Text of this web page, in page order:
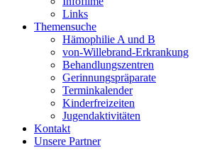
Links
Themensuche
Hämophilie A und B
von-Willebrand-Erkrankung
Behandlungszentren
Gerinnungspräparate
Terminkalender
Kinderfreizeiten
Jugendaktivitäten
Kontakt
Unsere Partner